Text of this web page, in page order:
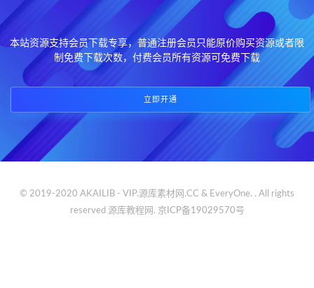
本站资源支持会员下载专享，普通注册会员只能原价购买资源或者限
制免费下载次数，付费会员所有资源可免费下载
立即开通
© 2019-2020 AKAILIB - VIP.源库素材网.CC & EveryOne. . All rights
reserved 源库教程网. 京ICP备19029570号